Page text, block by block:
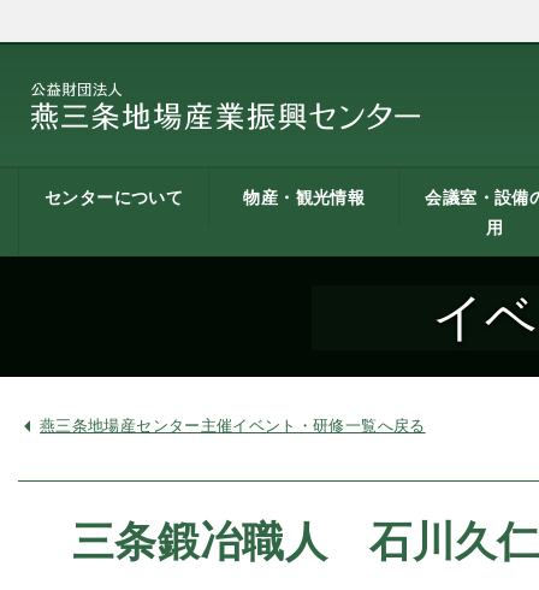
センターについて 物産・観光情報
会議室・設備
用
にあたって
イ
燕三条地場産センター主催イベント・研修一覧へ戻る
三条鍛冶職人 石川久